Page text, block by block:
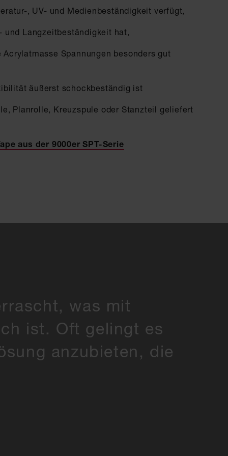
, UV- und Medienbeständigkeit verfügt,
und Langzeitbeständigkeit hat,
Spannungen besonders gut
äußerst schockbeständig ist
Planrolle, Kreuzspule oder Stanzteil geliefert
aus der 9000er SPT-Serie
was mit
ist. Oft gelingt es
anzubieten, die